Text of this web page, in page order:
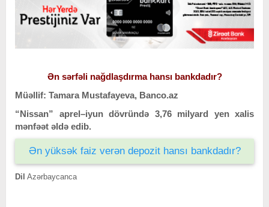
Ən sərfəli nağdlaşdırma hansı bankdadır?
Müəllif: Tamara Mustafayeva, Banco.az
“Nissan” aprel–iyun dövründə 3,76 milyard yen xalis
mənfəət əldə edib.
Ən yüksək faiz verən depozit hansı bankdadır?
Dil Azərbaycanca